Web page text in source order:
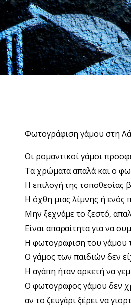
Φωτογράφιση γάμου στη
Οι ρομαντικοί γάμοι
Τα χρώματα απαλά και ο
Η επιλογή της τοποθεσίας
Η όχθη μιας λίμνης ή ενός
Μην ξεχνάμε το ζεστό,
Είναι απαραίτητα για να
Η φωτογράφιση του γάμου
Ο γάμος των παιδιών δεν
Η αγάπη ήταν αρκετή να
Ο φωτογράφος γάμου δεν
αν το ζευγάρι ξέρει να